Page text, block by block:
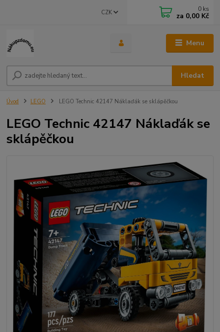
Menu
CZK
Hledat
0 ks
za 0,00 Kč
Úvod LEGO LEGO Technic 42147 Náklaďák se sklápěčkou
LEGO Technic 42147 Náklaďák se
sklápěčkou